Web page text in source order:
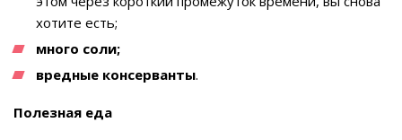
хотите есть;
много соли;
вредные консерванты.
Полезная еда